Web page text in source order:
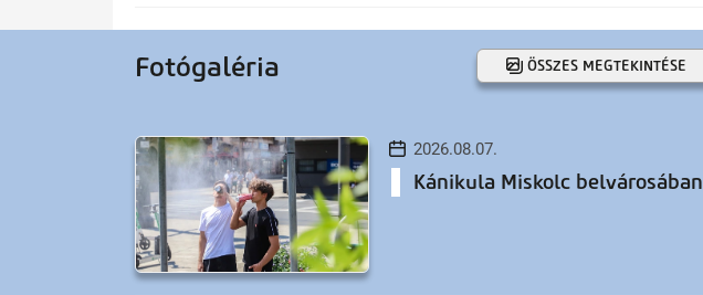
Fotógaléria ÖSSZES MEGTEKINTÉSE
2026.08.07.
Kánikula Miskolc belvárosában